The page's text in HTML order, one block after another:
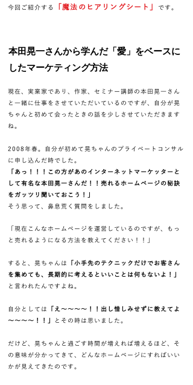
​今回ご紹介する
「魔法のヒアリングシート」 です。
​本田晃一さんから学んだ「愛」をベースに
したマーケティング方法
現在、実業家であり、作家、セミナー講師の本田晃一さん
と一緒に仕事をさせていただいているのですが、自分が晃
ちゃんと初めて会ったときの話を少しさせていただきます
ね。
2008年春。自分が初めて晃ちゃんのプライベートコンサル
に申し込んだ時でした。
「あっ！！！この方があのインターネットマーケッターと
して有名な本田晃一さんだ！！売れるホームページの秘訣
をガッツリ聞いておこう！」
そう思って、鼻息荒く質問をしました。
「現在こんなホームページを運営しているのですが、もっ
と売れるようになる方法を教えてください！！」
すると、晃ちゃんは
「小手先のテクニックだけでお客さん
を集めても、長期的に考えるといいことは何もないよ！」
と言われたんですよね。
自分としては
「え～～～～！！出し惜しみせずに教えてよ
～～～～！！」
とその時は思いました。
だけど、晃ちゃんと過ごす時間が増えれば増えるほど、そ
の意味が分かってきて、どんなホームページにすればいい
かが見えてきたのです。